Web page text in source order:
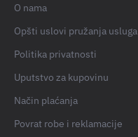
O nama
Opšti uslovi pružanja usluga
Politika privatnosti
Uputstvo za kupovinu
Način plaćanja
Povrat robe i reklamacije